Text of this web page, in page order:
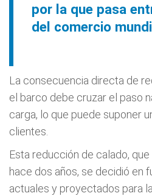
por la que pasa
del comercio
La consecuencia directa de
el barco debe cruzar el paso
carga, lo que puede suponer
clientes.
Esta reducción de calado,
hace dos años, se decidió en
actuales y proyectados para